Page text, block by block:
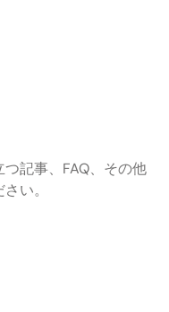
記事、FAQ、その他
い。